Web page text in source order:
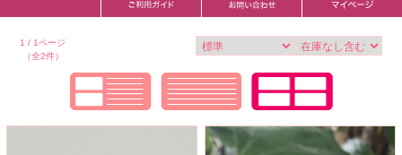
1 / 1ページ
（全2件）